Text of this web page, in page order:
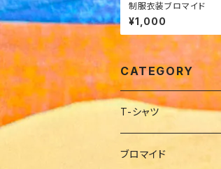
制服衣装ブロマイド
¥1,000
CATEGORY
T-シャツ
小日向麻衣
ブロマイド